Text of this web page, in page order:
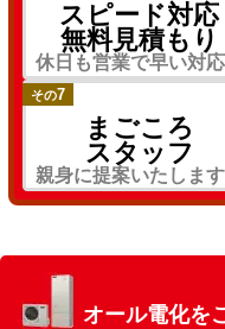
スピード対応
無料見積もり
休日も営業で早い対応
その7
まごころ
スタッフ
親身に提案いたします
オール電化を